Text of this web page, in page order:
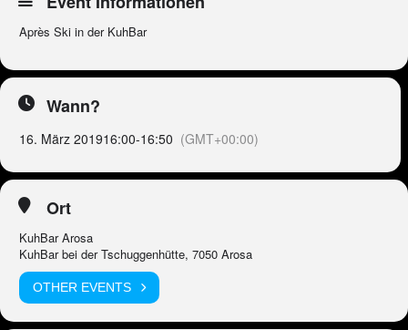
Après Ski in der KuhBar
Wann?
16. März 201916:00-16:50 (GMT+00:00)
Ort
KuhBar Arosa
KuhBar bei der Tschuggenhütte, 7050 Arosa
OTHER EVENTS